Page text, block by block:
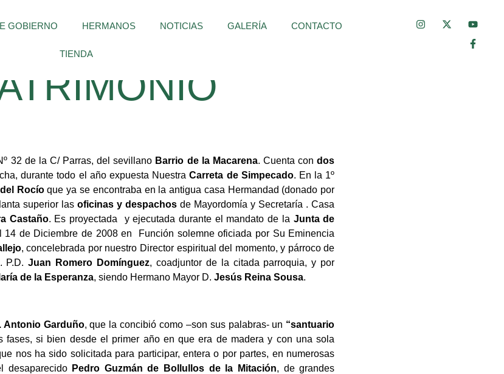
GOBIERNO HERMANOS NOTICIAS GALERÍA CONTACTO
TIENDA
I
n
X
-
Y
o
u
t
F
a
c
e
32 de la C/ Parras, del sevillano Barrio de la Macarena. Cuenta condos
durante todo el año expuesta NuestraCarreta de Simpecado. En la 1º
Rocíoque ya se encontraba en la antigua casa Hermandad (donado por
superior lasoficinas y despachos de Mayordomía y Secretaría . Casa
Castaño. Es proyectada y ejecutada durante el mandato de la Junta de
14 de Diciembre de 2008 en Función solemne oficiada por Su Eminencia
, concelebrada por nuestro Director espiritual del momento, y párroco de
P.D.Juan Romero Domínguez, coadjuntor de la citada parroquia, y por
de la Esperanza, siendo Hermano Mayor D. Jesús Reina Sousa.
Antonio Garduño, que la concibió como –son sus palabras- un “santuario
fases, si bien desde el primer año en que era de madera y con una sola
nos ha sido solicitada para participar, entera o por partes, en numerosas
desaparecido Pedro Guzmán de Bollullos de la Mitación, de grandes